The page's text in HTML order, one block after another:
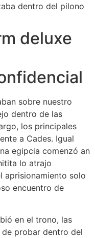
dentro del pilono
deluxe
sobre nuestro
dentro de las
los principales
a Cades. Igual
egipcia comenzó an
lo atrajo
aprisionamiento solo
encuentro de
en el trono, las
probar dentro del